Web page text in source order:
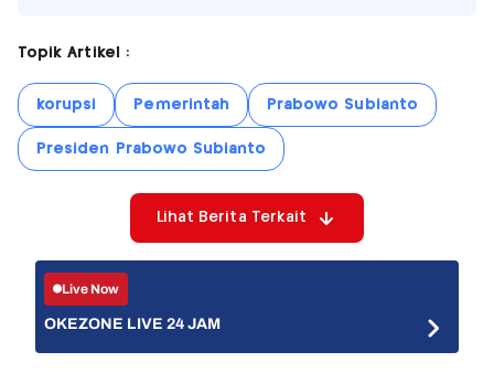
Topik Artikel :
korupsi Pemerintah Prabowo Subianto
Presiden Prabowo Subianto
Lihat Berita Terkait
Live Now
OKEZONE LIVE 24 JAM